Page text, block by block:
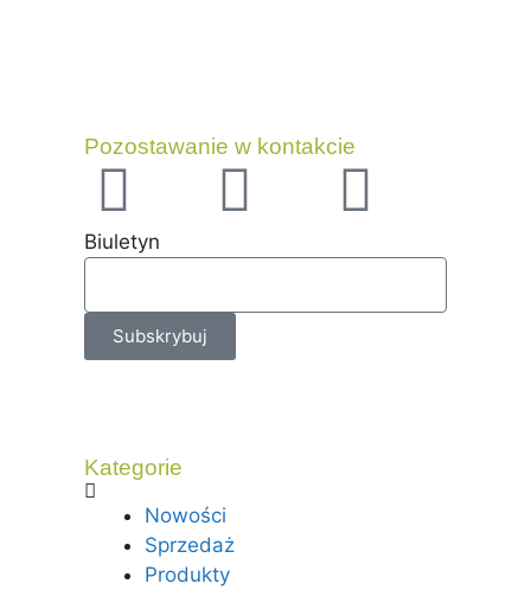
Pozostawanie w kontakcie
Biuletyn
Subskrybuj
Kategorie
Nowości
Sprzedaż
Produkty